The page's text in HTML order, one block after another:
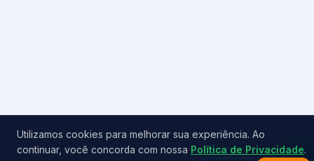
Utilizamos cookies para melhorar sua experiência. Ao
continuar, você concorda com nossa Política de Privacidade.